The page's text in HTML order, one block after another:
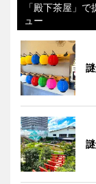
「殿下茶屋」
ュー